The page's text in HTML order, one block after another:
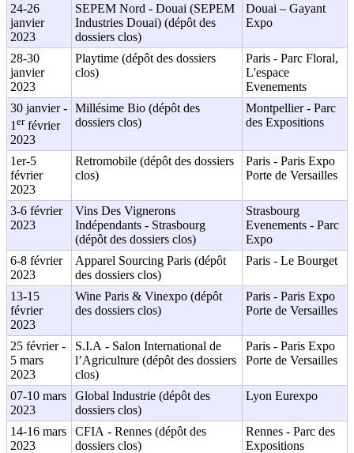
24-26
janvier
2023
SEPEM Nord - Douai (SEPEM
Industries Douai) (dépôt des
dossiers clos)
Douai – Gayant
Expo
28-30
janvier
2023
Playtime (dépôt des dossiers
clos)
Paris - Parc Floral,
L'espace
Evenements
30 janvier -
1 erfévrier
2023
Millésime Bio (dépôt des
dossiers clos)
Montpellier - Parc
des Expositions
1er-5
février
2023
Retromobile (dépôt des dossiers
clos)
Paris - Paris Expo
Porte de Versailles
3-6 février
2023
Vins Des Vignerons
Indépendants - Strasbourg
(dépôt des dossiers clos)
Strasbourg
Evenements - Parc
Expo
6-8 février
2023
Apparel Sourcing Paris (dépôt
des dossiers clos)
Paris - Le Bourget
13-15
février
2023
Wine Paris & Vinexpo (dépôt
des dossiers clos)
Paris - Paris Expo
Porte de Versailles
25 février -
5 mars
2023
S.I.A - Salon International de
l’Agriculture (dépôt des dossiers
clos)
Paris - Paris Expo
Porte de Versailles
07-10 mars
2023
Global Industrie (dépôt des
dossiers clos)
Lyon Eurexpo
14-16 mars
2023
CFIA - Rennes (dépôt des
dossiers clos)
Rennes - Parc des
Expositions